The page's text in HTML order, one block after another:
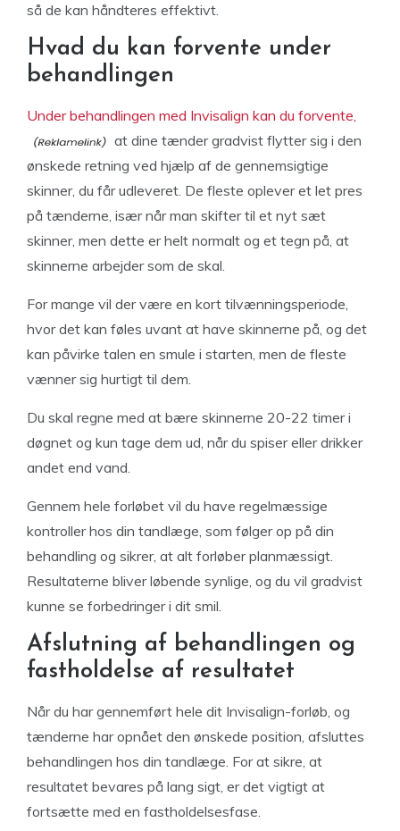
så de kan håndteres effektivt.
Hvad du kan forvente under
behandlingen
Under behandlingen med Invisalign kan du forvente,
at dine tænder gradvist flytter sig i den
ønskede retning ved hjælp af de gennemsigtige
skinner, du får udleveret. De fleste oplever et let pres
på tænderne, især når man skifter til et nyt sæt
skinner, men dette er helt normalt og et tegn på, at
skinnerne arbejder som de skal.
For mange vil der være en kort tilvænningsperiode,
hvor det kan føles uvant at have skinnerne på, og det
kan påvirke talen en smule i starten, men de fleste
vænner sig hurtigt til dem.
Du skal regne med at bære skinnerne 20-22 timer i
døgnet og kun tage dem ud, når du spiser eller drikker
andet end vand.
Gennem hele forløbet vil du have regelmæssige
kontroller hos din tandlæge, som følger op på din
behandling og sikrer, at alt forløber planmæssigt.
Resultaterne bliver løbende synlige, og du vil gradvist
kunne se forbedringer i dit smil.
Afslutning af behandlingen og
fastholdelse af resultatet
Når du har gennemført hele dit Invisalign-forløb, og
tænderne har opnået den ønskede position, afsluttes
behandlingen hos din tandlæge. For at sikre, at
resultatet bevares på lang sigt, er det vigtigt at
fortsætte med en fastholdelsesfase.